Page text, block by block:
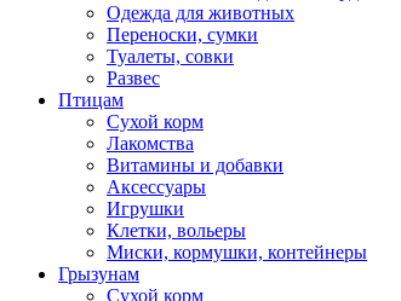
Одежда для животных
Переноски, сумки
Туалеты, совки
Развес
Птицам
Сухой корм
Лакомства
Витамины и добавки
Аксессуары
Игрушки
Клетки, вольеры
Миски, кормушки, контейнеры
Грызунам
Сухой корм